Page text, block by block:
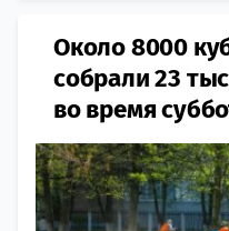
Около 8000
собрали 23
во время